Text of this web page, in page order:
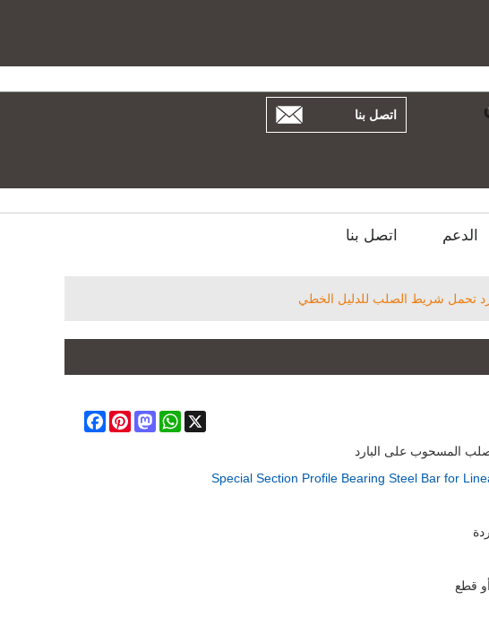
اتصل بنا
الدعم اتصل بنا
FacebookPinterest
Mastodon
WhatsApp
X
المسحوب على البارد
Special Section Profile Bearing Steel Bar for
قطع